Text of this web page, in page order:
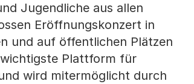
Jugendliche aus allen
Eröffnungskonzert in
und auf öffentlichen Plätzen
Plattform für
wird mitermöglicht durch